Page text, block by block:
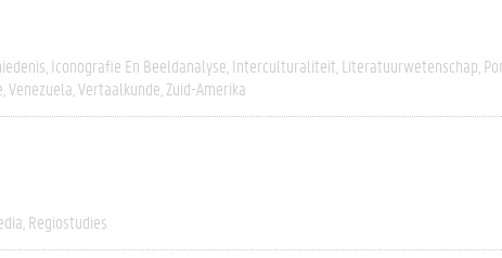
Iconografie En Beeldanalyse Interculturaliteit Literatuurwetenschap
Venezuela Vertaalkunde Zuid-Amerika
Regiostudies